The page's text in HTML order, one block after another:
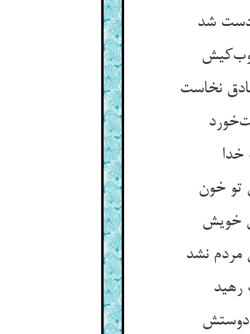
دست شد
نخاست
خدا
تو خون
خویش
نشد
رهید
دوستش